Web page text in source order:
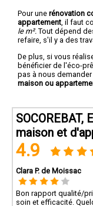
Pour une rénovation
appartement , il faut
le m². Tout dépend
refaire, s'il y a des
De plus, si vous
bénéficier de l'éco-
pas à nous
maison ou
maison et
4.9
Clara P. de Moissac
Bon rapport qualité/
soin et efficacité.